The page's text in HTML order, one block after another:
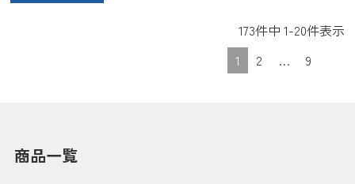
173件中 1-20件表示
1
2 … 9
商品一覧